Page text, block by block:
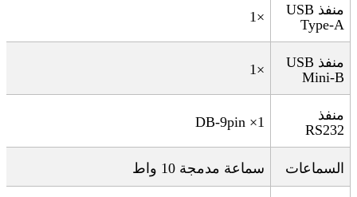
منفذ USB
Type-A
×1
منفذ USB
Mini-B
×1
منفذ
RS232
DB-9pin ×1
السماعات سماعة مدمجة 10 واط